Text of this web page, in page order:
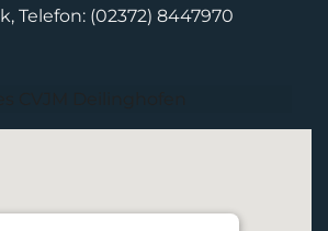
Telefon: (02372) 8447970